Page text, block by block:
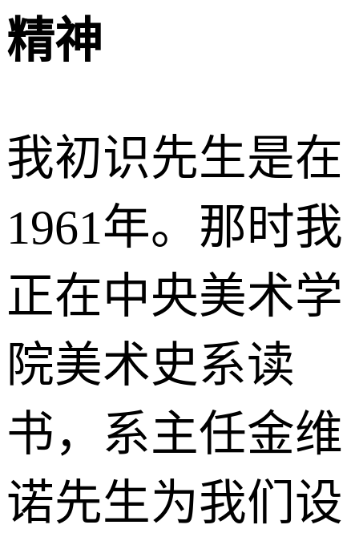
精神
我初识先生是在
1961年。那时我
正在中央美术学
院美术史系读
书，系主任金维
诺先生为我们设